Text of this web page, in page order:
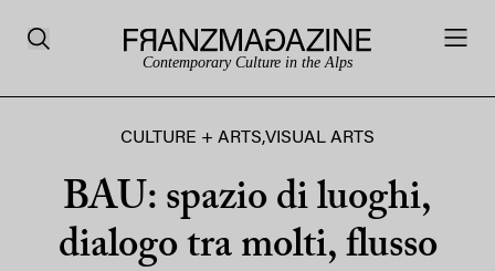
Contemporary Culture in the Alps
CULTURE + ARTS,VISUAL ARTS
BAU: spazio di luoghi,
dialogo tra molti, flusso